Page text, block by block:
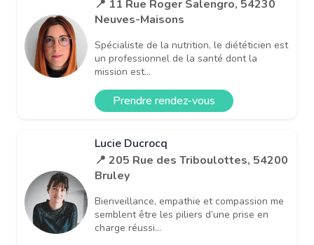
📍 11 Rue Roger Salengro, 54230
Neuves-Maisons
Spécialiste de la nutrition, le diététicien est
un professionnel de la santé dont la
mission est...
Prendre rendez-vous
Lucie Ducrocq
📍 205 Rue des Triboulottes, 54200
Bruley
Bienveillance, empathie et compassion me
semblent être les piliers d’une prise en
charge réussi...